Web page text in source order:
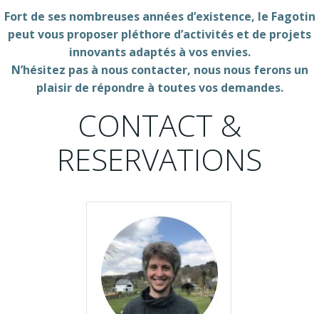
Fort de ses nombreuses années d’existence, le Fagotin
peut vous proposer pléthore d’activités et de projets
innovants adaptés à vos envies.
N’hésitez pas à nous contacter, nous nous ferons un
plaisir de répondre à toutes vos demandes.
CONTACT &
RESERVATIONS